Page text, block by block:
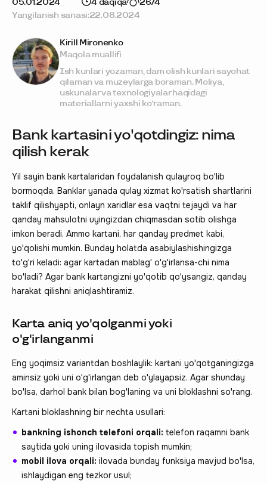
Yangilanish sanasi:22.08.2024
Bank kartasini yo'qotdingiz: nima
qilish kerak
Yil sayin bank kartalaridan foydalanish qulayroq bo'lib
bormoqda. Banklar yanada qulay xizmat ko'rsatish shartlarini
taklif qilishyapti, onlayn xaridlar esa vaqtni tejaydi va har
qanday mahsulotni uyingizdan chiqmasdan sotib olishga
imkon beradi. Ammo kartani, har qanday predmet kabi,
yo'qolishi mumkin. Bunday holatda asabiylashishingizga
to'g'ri keladi: agar kartadan mablag' o'g'irlansa-chi nima
bo'ladi? Agar bank kartangizni yo'qotib qo'ysangiz, qanday
harakat qilishni aniqlashtiramiz.
Karta aniq yo'qolganmi yoki
o'g'irlanganmi
Eng yoqimsiz variantdan boshlaylik: kartani yo'qotganingizga
aminsiz yoki uni o'g'irlangan deb o'ylayapsiz. Agar shunday
bo'lsa, darhol bank bilan bog'laning va uni bloklashni so'rang.
Kartani bloklashning bir nechta usullari:
bankning ishonch telefoni orqali: telefon raqamni bank
saytida yoki uning ilovasida topish mumkin;
mobil ilova orqali: ilovada bunday funksiya mavjud bo'lsa,
ishlaydigan eng tezkor usul;
Kirill Mironenko
Maqola muallifi
Ish kunlari yozaman, dam olish kunlari sayohat
qilaman va muzeylarga boraman. Moliya,
uskunalar va texnologiyalar haqidagi
materiallarni yaxshi ko‘raman.